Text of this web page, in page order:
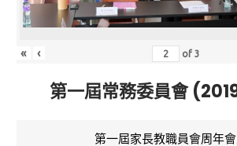
« ‹ of3
第一屆常務委員會
第一屆家長教職員會周年